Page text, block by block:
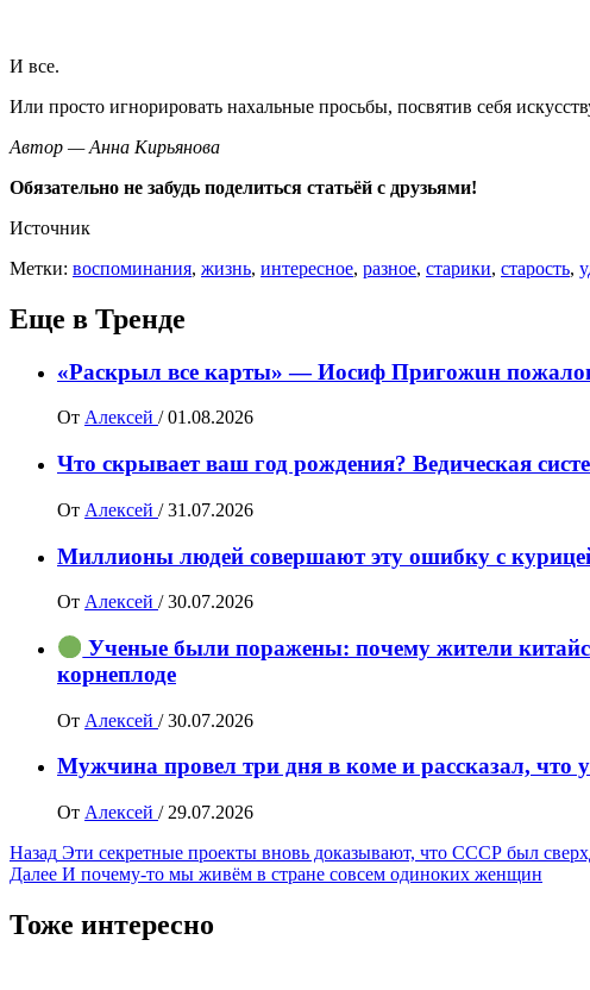
И все.
Или просто игнорировать нахальные просьбы, посвятив себя
Автор — Анна Кирьянова
Обязательно не забудь поделиться статьёй с друзьями!
Источник
Метки: воспоминания, жизнь, интересное, разное, старики, старость,
Еще в Тренде
«Раскрыл все карты» — Иосиф Пpигожuн
От Алексей / 01.08.2026
Что скрывает ваш год рождения? Ведическая
От Алексей / 31.07.2026
Миллионы людей совершают эту ошибку с
От Алексей / 30.07.2026
Ученые были поражены: почему жители
корнеплоде
От Алексей / 30.07.2026
Мужчина провел три дня в коме и рассказал, что
От Алексей / 29.07.2026
Навигация
записи
Назад Эти секретные проекты вновь доказывают, что СССР был
Далее И почему-то мы живём в стране совсем одиноких женщин
Тоже интересно